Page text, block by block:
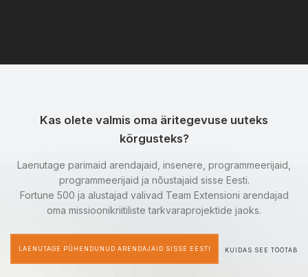
Kas olete valmis oma äritegevuse uuteks
kõrgusteks?
Laenutage parimaid arendajaid, insenere, programmeerijaid,
programmeerijaid ja nõustajaid sisse Eesti.
Fortune 500 ja alustajad valivad Team Extensioni arendajad
oma missioonikriitiliste tarkvaraprojektide jaoks.
LAENUTAGE PÜHENDUNUD ARENDAJAID SISSE EESTI KUIDAS SEE TÖÖTAB